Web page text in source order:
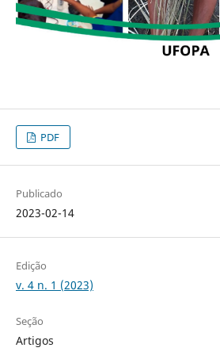
PDF
Publicado
2023-02-14
Edição
v. 4 n. 1 (2023)
Seção
Artigos